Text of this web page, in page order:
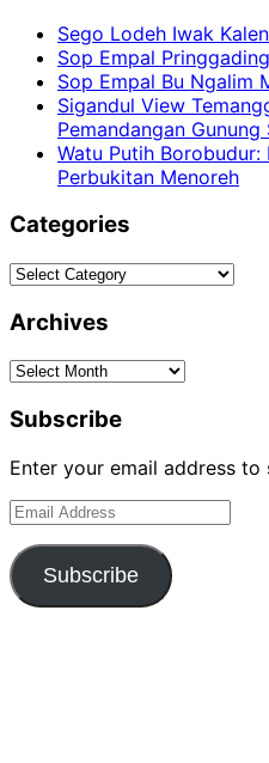
Sego Lodeh Iwak
Sop Empal
Sop Empal Bu Ngalim
Sigandul View
Pemandangan
Watu Putih
Perbukitan Menoreh
Categories
Categories
Archives
Archives
Subscribe
Enter your email address
Email
Address
Subscribe